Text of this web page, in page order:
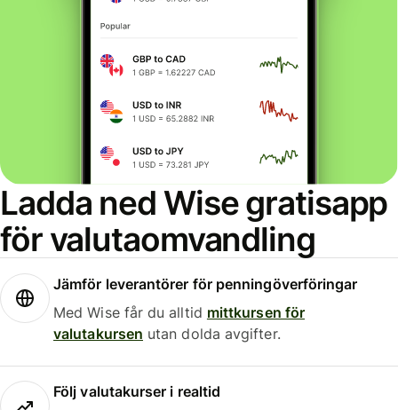
Ladda ned Wise gratisapp
för valutaomvandling
Jämför leverantörer för penningöverföringar
Med Wise får du alltid mittkursen för
valutakursen utan dolda avgifter.
Följ valutakurser i realtid